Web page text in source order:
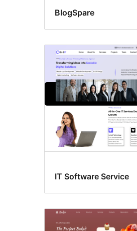
BlogSpare
IT Software Service